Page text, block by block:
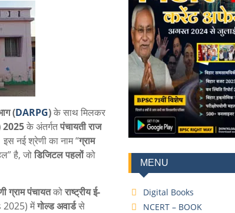
(DARPG)के साथ मिलकर
2025के अंतर्गतपंचायती राज
नई श्रेणी का नाम “ग्राम
है, जोडिजिटल पहलोंको
ग्राम पंचायतकोराष्ट्रीय ई-
2025) मेंगोल्ड अवार्डसे
MENU
Digital Books
NCERT – BOOK